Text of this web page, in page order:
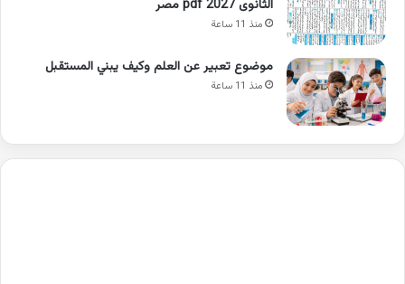
الثانوى 2027 pdf مصر
منذ 11 ساعة
موضوع تعبير عن العلم وكيف يبني المستقبل
منذ 11 ساعة